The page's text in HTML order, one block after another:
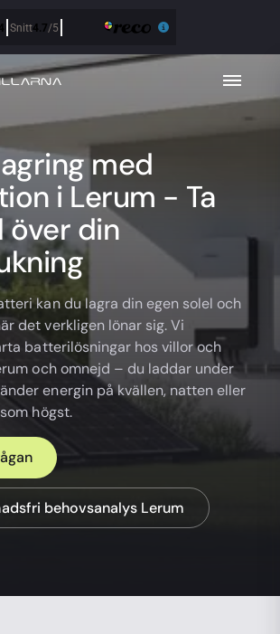
med
i Lerum - Ta
över din
kan du lagra din egen solel och
det verkligen lönar sig. Vi
batterilösningar hos villor och
och omnejd – du laddar under
energin på kvällen, natten eller
högst.
behovsanalys Lerum